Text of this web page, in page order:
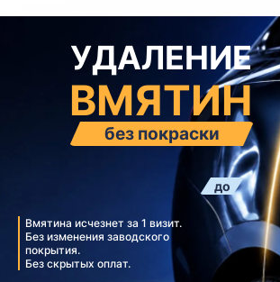
УДАЛЕНИЕ
ВМЯТИН
без покраски
Вмятина исчезнет за 1 визит.
Без изменения заводского
покрытия.
Без скрытых оплат.
до